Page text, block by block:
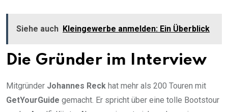
Siehe auch Kleingewerbe anmelden: Ein Überblick
Die Gründer im Interview
Mitgründer Johannes Reck hat mehr als 200 Touren mit
GetYourGuide gemacht. Er spricht über eine tolle Bootstour